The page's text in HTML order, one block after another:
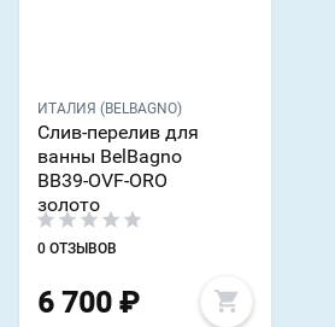
ИТАЛИЯ (BELBAGNO)
Слив-перелив для
ванны BelBagno
BB39-OVF-ORO
золото
0 ОТЗЫВОВ
6 700 ₽